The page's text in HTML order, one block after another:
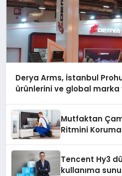
Derya Arms, İstanbul
ürünlerini ve global
Mutfaktan
Ritmini
Tencent Hy3
kullanıma